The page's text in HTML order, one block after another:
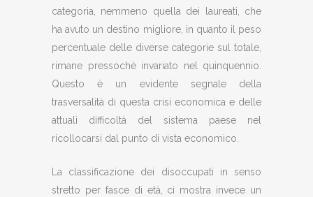
categoria, nemmeno quella dei laureati, che
ha avuto un destino migliore, in quanto il peso
percentuale delle diverse categorie sul totale,
rimane pressochè invariato nel quinquennio.
Questo è un evidente segnale della
trasversalità di questa crisi economica e delle
attuali difficoltà del sistema paese nel
ricollocarsi dal punto di vista economico.
La classificazione dei disoccupati in senso
stretto per fasce di età, ci mostra invece un